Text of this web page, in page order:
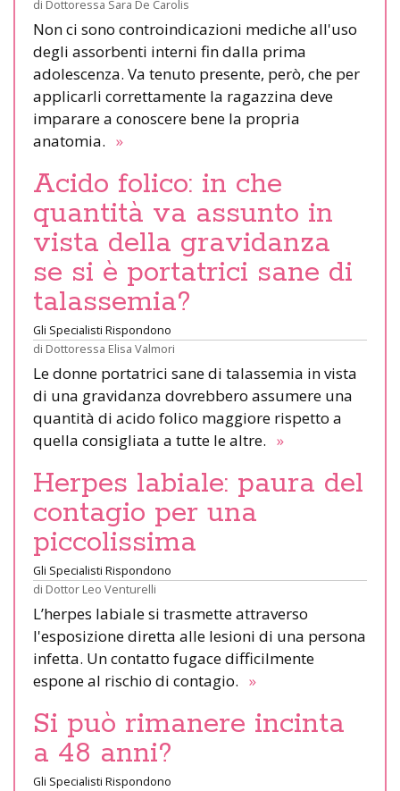
di Dottoressa Sara De Carolis
Non ci sono controindicazioni mediche all'uso
degli assorbenti interni fin dalla prima
adolescenza. Va tenuto presente, però, che per
applicarli correttamente la ragazzina deve
imparare a conoscere bene la propria
anatomia. »
Acido folico: in che
quantità va assunto in
vista della gravidanza
se si è portatrici sane di
talassemia?
Gli Specialisti Rispondono
di Dottoressa Elisa Valmori
Le donne portatrici sane di talassemia in vista
di una gravidanza dovrebbero assumere una
quantità di acido folico maggiore rispetto a
quella consigliata a tutte le altre. »
Herpes labiale: paura del
contagio per una
piccolissima
Gli Specialisti Rispondono
di Dottor Leo Venturelli
L’herpes labiale si trasmette attraverso
l'esposizione diretta alle lesioni di una persona
infetta. Un contatto fugace difficilmente
espone al rischio di contagio. »
Si può rimanere incinta
a 48 anni?
Gli Specialisti Rispondono